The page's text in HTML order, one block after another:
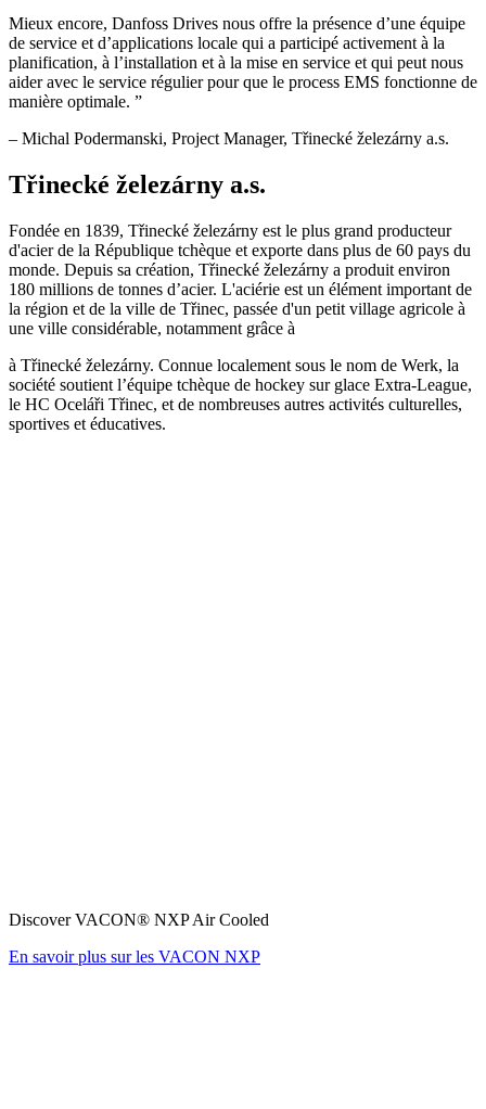
Mieux encore, Danfoss Drives nous offre la présence d’une équipe
de service et d’applications locale qui a participé activement à la
planification, à l’installation et à la mise en service et qui peut nous
aider avec le service régulier pour que le process EMS fonctionne de
manière optimale. ”
– Michal Podermanski, Project Manager, Třinecké železárny a.s.
Třinecké železárny a.s.
Fondée en 1839, Třinecké železárny est le plus grand producteur
d'acier de la République tchèque et exporte dans plus de 60 pays du
monde. Depuis sa création, Třinecké železárny a produit environ
180 millions de tonnes d’acier. L'aciérie est un élément important de
la région et de la ville de Třinec, passée d'un petit village agricole à
une ville considérable, notamment grâce à
à Třinecké železárny. Connue localement sous le nom de Werk, la
société soutient l’équipe tchèque de hockey sur glace Extra-League,
le HC Oceláři Třinec, et de nombreuses autres activités culturelles,
sportives et éducatives.
Discover VACON® NXP Air Cooled
En savoir plus sur les VACON NXP